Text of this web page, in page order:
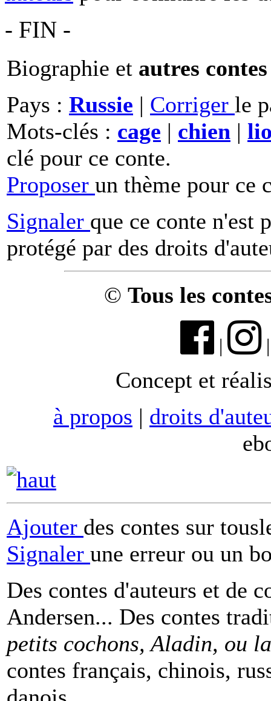
- FIN -
Biographie et autres contes
Pays : Russie | Corriger le
Mots-clés : cage | chien |
clé pour ce conte.
Proposer un thème pour ce
Signaler que ce conte n'est
protégé par des droits
© Tous les
|
Concept et
à propos | droits
Ajouter des contes sur
Signaler une erreur ou un
Des contes d'auteurs et de
Andersen... Des contes
petits cochons, Aladin, ou
contes français, chinois,